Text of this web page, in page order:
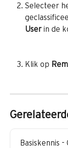
Selecteer
User in de
Klik op
Basiskennis